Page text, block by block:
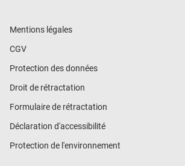
Mentions légales
CGV
Protection des données
Droit de rétractation
Formulaire de rétractation
Déclaration d'accessibilité
Protection de l'environnement